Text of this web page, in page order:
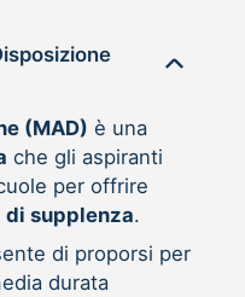
(MAD) è una
che gli aspiranti
per offrire
supplenza.
di proporsi per
durata